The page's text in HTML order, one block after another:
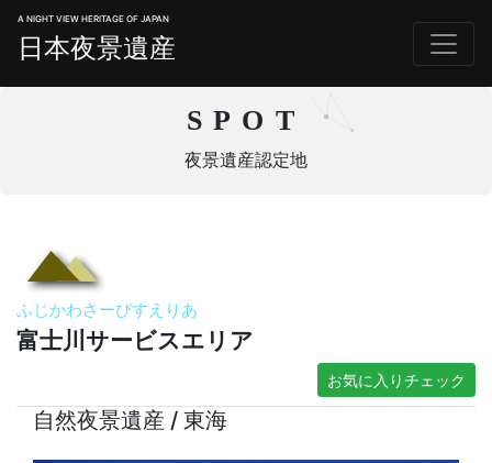
A NIGHT VIEW HERITAGE OF JAPAN
日本夜景遺産
SPOT
夜景遺産認定地
ふじかわさーびすえりあ
富士川サービスエリア
お気に入りチェック
自然夜景遺産 / 東海